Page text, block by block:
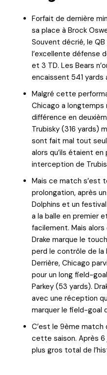
Forfait de dernière
sa place à Brock
Souvent décrié, le
l’excellente défense
et 3 TD. Les Bears
encaissent 541 yards
Malgré cette
Chicago a longtemps
différence en
Trubisky (316 yards)
sont fait mal tout
alors qu’ils étaient
interception de
Mais ce match s’est
prolongation, après
Dolphins et un
a la balle en premier
facilement. Mais alors
Drake marque le
perd le contrôle de la
Derrière, Chicago
pour un long field-
Parkey (53 yards).
avec une réception
marquer le field-goal
C’est le 9ème match
cette saison. Après 6
plus gros total de